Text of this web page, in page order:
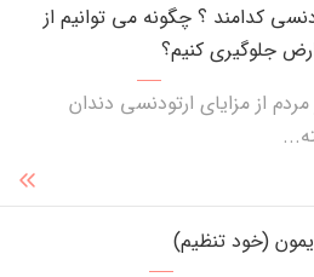
کدامند ؟ چگونه می توانیم از
جلوگیری کنیم؟
از مزایای ارتودنسی دندان
(خود تنظیم)